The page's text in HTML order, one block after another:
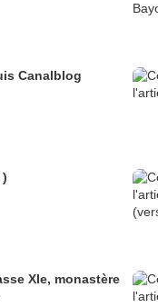
Article publié depuis Canalblog
XIe, monastère